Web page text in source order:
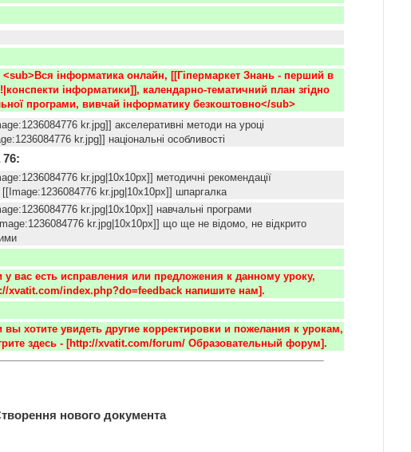
<sub>Вся інформатика онлайн, [[Гіпермаркет Знань - перший в
інформатики]], календарно-тематичний план згідно
програми, вивчай інформатику безкоштовно</sub>
kr.jpg]] акселеративні методи на уроці
kr.jpg]] національні особливості
kr.jpg|10x10px]] методичні рекомендації
kr.jpg|10x10px]] шпаргалка
kr.jpg|10x10px]] навчальні програми
kr.jpg|10x10px]] що ще не відомо, не відкрито
у вас есть исправления или предложения к данному уроку,
xvatit.com/index.php?do=feedback напишите нам].
вы хотите увидеть другие корректировки и пожелания к урокам,
здесь - [http://xvatit.com/forum/ Образовательный форум].
нового документа